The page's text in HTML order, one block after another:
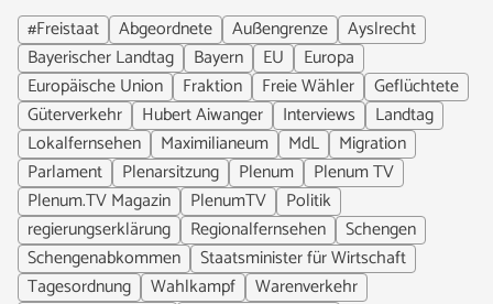
#Freistaat
Abgeordnete Außengrenze
Ayslrecht
Bayerischer Landtag
Bayern EU
Europa
Europäische Union
Fraktion Freie Wähler
Geflüchtete
Güterverkehr
Hubert Aiwanger Interviews
Landtag
Lokalfernsehen
Maximilianeum MdL
Migration
Parlament
Plenarsitzung Plenum
Plenum TV
Plenum.TV Magazin
PlenumTV
Politik
regierungserklärung
Regionalfernsehen
Schengen
Schengenabkommen
Staatsminister für Wirtschaft
Tagesordnung
Wahlkampf
Warenverkehr